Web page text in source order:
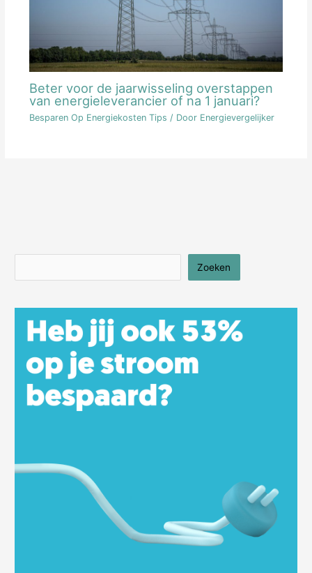
Beter voor de jaarwisseling overstappen
van energieleverancier of na 1 januari?
Besparen Op Energiekosten Tips / Door Energievergelijker
Zoeken